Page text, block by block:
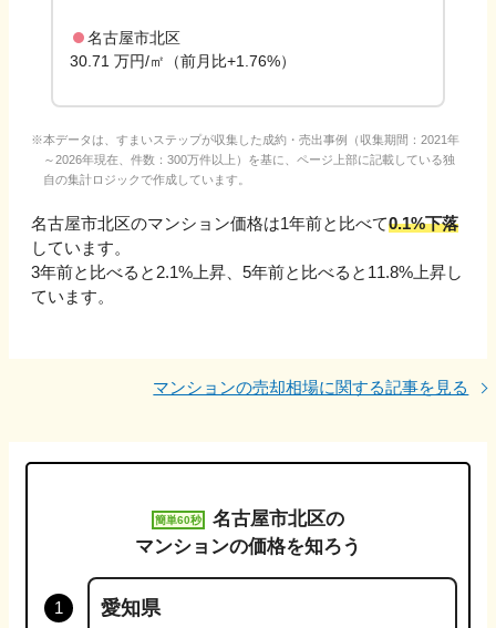
名古屋市北区
30.71 万円/㎡（前月比+1.76%）
本データは、すまいステップが収集した成約・売出事例（収集期間：2021年
～2026年現在、件数：300万件以上）を基に、ページ上部に記載している独
自の集計ロジックで作成しています。
名古屋市北区のマンション価格は1年前と比べて0.1%下落
しています。
3年前と比べると 2.1%上昇 5年前と比べると 11.8%上昇し
ています。
マンションの売却相場に関する記事を見る
簡単60秒 名古屋市北区の
マンションの価格を知ろう